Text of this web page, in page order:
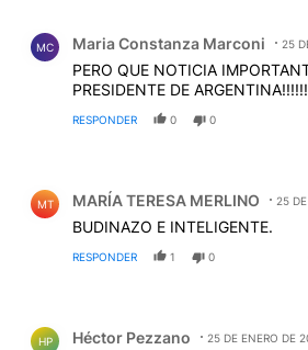
MC Maria Constanza Marconi 25
PERO QUE NOTICIA
PRESIDENTE DE ARGENTINA!!!!!!
RESPONDER 0 0
MT MARÍA TERESA MERLINO 25
BUDINAZO E INTELIGENTE.
RESPONDER 1 0
HP Héctor Pezzano 25 DE ENERO DE